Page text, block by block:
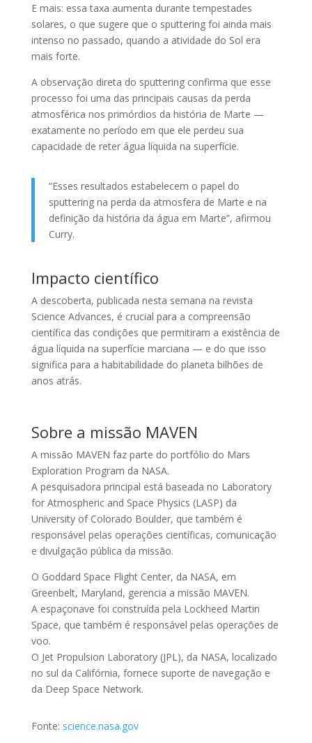
E mais: essa taxa aumenta durante tempestades
solares, o que sugere que o sputtering foi ainda mais
intenso no passado, quando a atividade do Sol era
mais forte.
A observação direta do sputtering confirma que esse
processo foi uma das principais causas da perda
atmosférica nos primórdios da história de Marte —
exatamente no período em que ele perdeu sua
capacidade de reter água líquida na superfície.
“Esses resultados estabelecem o papel do
sputtering na perda da atmosfera de Marte e na
definição da história da água em Marte”, afirmou
Curry.
Impacto científico
A descoberta, publicada nesta semana na revista
Science Advances, é crucial para a compreensão
científica das condições que permitiram a existência de
água líquida na superfície marciana — e do que isso
significa para a habitabilidade do planeta bilhões de
anos atrás.
Sobre a missão MAVEN
A missão MAVEN faz parte do portfólio do Mars
Exploration Program da NASA.
A pesquisadora principal está baseada no Laboratory
for Atmospheric and Space Physics (LASP) da
University of Colorado Boulder, que também é
responsável pelas operações científicas, comunicação
e divulgação pública da missão.
O Goddard Space Flight Center, da NASA, em
Greenbelt, Maryland, gerencia a missão MAVEN.
A espaçonave foi construída pela Lockheed Martin
Space, que também é responsável pelas operações de
voo.
O Jet Propulsion Laboratory (JPL), da NASA, localizado
no sul da Califórnia, fornece suporte de navegação e
da Deep Space Network.
Fonte: science.nasa.gov